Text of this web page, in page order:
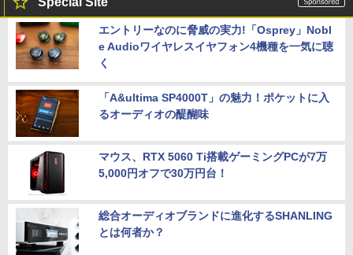
エントリーなのに脅威の実力!「Osprey」Nobl
e Audioワイヤレスイヤフォン4機種を一気に聴
く
「A&ultima SP4000T」の魅力！ポケットに入
るオーディオの醍醐味
マウス、RTX 5060 Ti搭載ゲーミングPCが7万
5,000円オフで30万円台！
総合オーディオブランドに進化するSHANLING
とは何者か？